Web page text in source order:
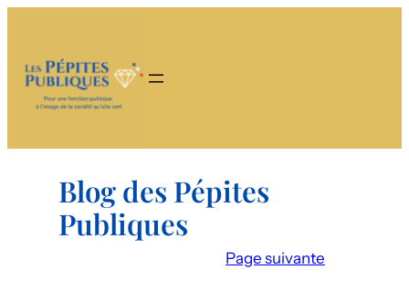
contenu
Blog des Pépites
Publiques
Page suivante